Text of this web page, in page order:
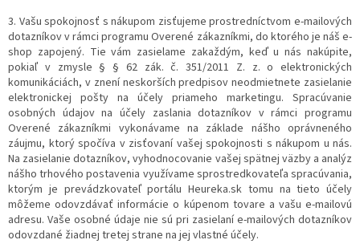
3. Vašu spokojnosť s nákupom zisťujeme prostredníctvom e-mailových
dotazníkov v rámci programu Overené zákazníkmi, do ktorého je náš e-
shop zapojený. Tie vám zasielame zakaždým, keď u nás nakúpite,
pokiaľ v zmysle § § 62 zák. č. 351/2011 Z. z. o elektronických
komunikáciách, v znení neskorších predpisov neodmietnete zasielanie
elektronickej pošty na účely priameho marketingu. Spracúvanie
osobných údajov na účely zaslania dotazníkov v rámci programu
Overené zákazníkmi vykonávame na základe nášho oprávneného
záujmu, ktorý spočíva v zisťovaní vašej spokojnosti s nákupom u nás.
Na zasielanie dotazníkov, vyhodnocovanie vašej spätnej väzby a analýz
nášho trhového postavenia využívame sprostredkovateľa spracúvania,
ktorým je prevádzkovateľ portálu Heureka.sk tomu na tieto účely
môžeme odovzdávať informácie o kúpenom tovare a vašu e-mailovú
adresu. Vaše osobné údaje nie sú pri zasielaní e-mailových dotazníkov
odovzdané žiadnej tretej strane na jej vlastné účely.